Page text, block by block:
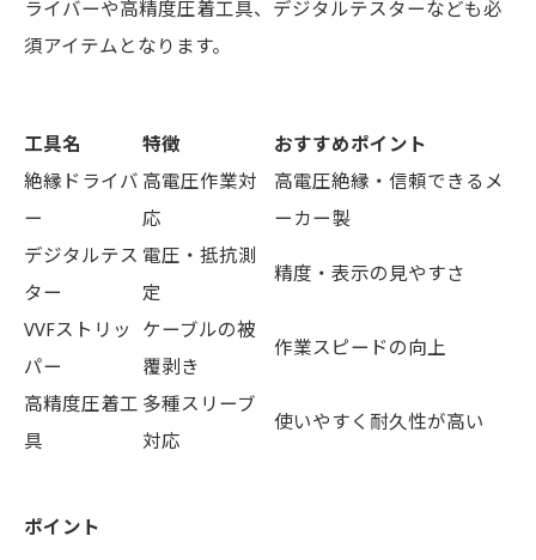
ライバーや高精度圧着工具、デジタルテスターなども必
須アイテムとなります。
工具名 特徴
おすすめポイント
絶縁ドライバ
ー
高電圧作業対
応
高電圧絶縁・信頼できるメ
ーカー製
デジタルテス
ター
電圧・抵抗測
定
精度・表示の見やすさ
VVFストリッ
パー
ケーブルの被
覆剥き
作業スピードの向上
高精度圧着工
具
多種スリーブ
対応
使いやすく耐久性が高い
ポイント